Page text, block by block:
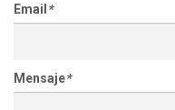
Email *
Mensaje*